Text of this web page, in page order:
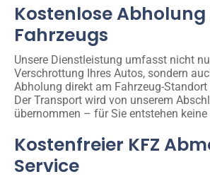
Kostenlose Abholung
Fahrzeugs
Unsere Dienstleistung umfasst nicht
Verschrottung Ihres Autos, sondern
Abholung direkt am Fahrzeug-
Der Transport wird von unserem
übernommen – für Sie entstehen keine
Kostenfreier KFZ
Service